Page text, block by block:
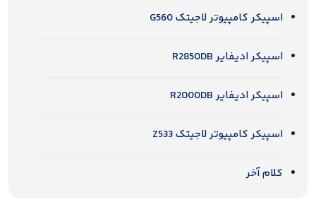
اسپیکر کامپیوتر لاجیتک G560
اسپیکر ادیفایر R2850DB
اسپیکر ادیفایر R2000DB
اسپیکر کامپیوتر لاجیتک Z533
کلام آخر